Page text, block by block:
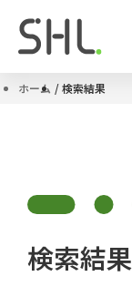
ホーム 検索結果
検索結果